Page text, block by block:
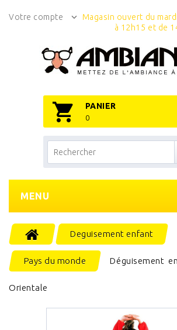
Votre compte
Magasin ouvert du
à 12h15 et de
PANIER
0
MENU
Deguisement enfant
Pays du monde Déguisement
Orientale